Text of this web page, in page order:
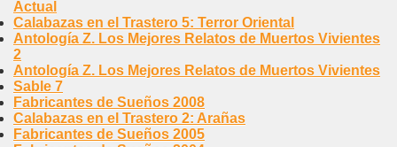
Actual
Calabazas en el Trastero 5: Terror Oriental
Antología Z. Los Mejores Relatos de Muertos Vivientes
2
Antología Z. Los Mejores Relatos de Muertos Vivientes
Sable 7
Fabricantes de Sueños 2008
Calabazas en el Trastero 2: Arañas
Fabricantes de Sueños 2005